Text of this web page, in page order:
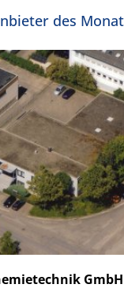
des
GmbH